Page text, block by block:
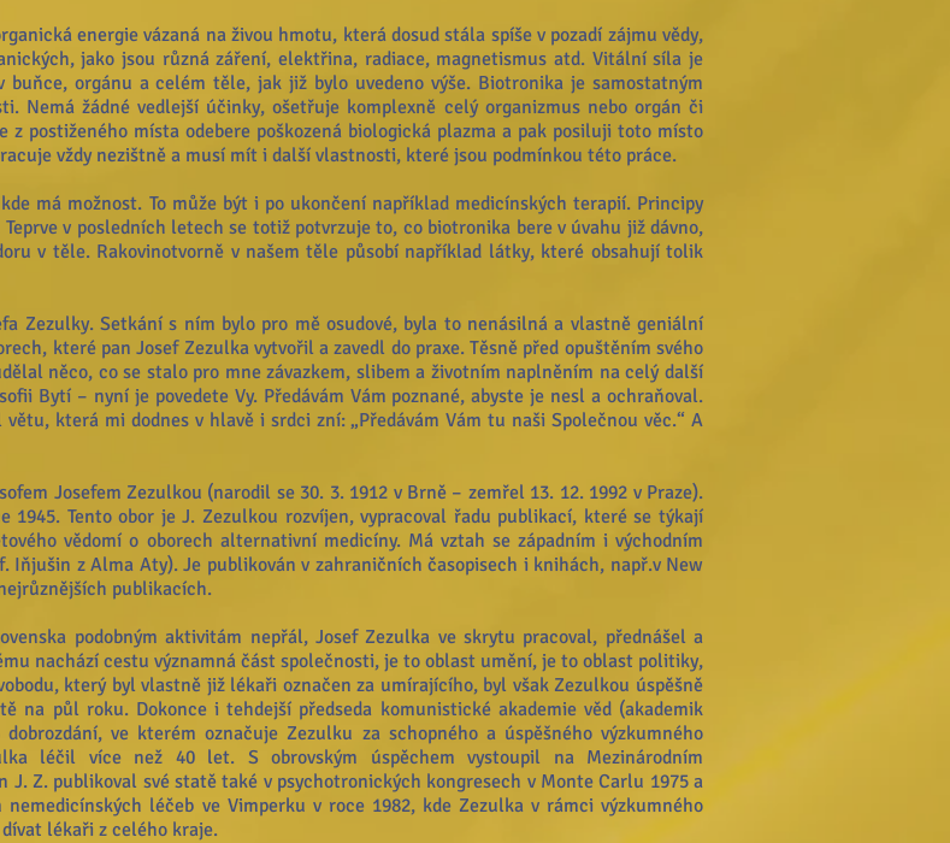
energie vázaná na živou hmotu, která dosud stála spíše v pozadí zájmu vědy,
jako jsou různá záření, elektřina, radiace, magnetismus atd. Vitální síla je
buňce, orgánu a celém těle, jak již bylo uvedeno výše. Biotronika je samostatným
Nemá žádné vedlejší účinky, ošetřuje komplexně celý organizmus nebo orgán či
z postiženého místa odebere poškozená biologická plazma a pak posiluji toto místo
vždy nezištně a musí mít i další vlastnosti, které jsou podmínkou této práce.
má možnost. To může být i po ukončení například medicínských terapií. Principy
v posledních letech se totiž potvrzuje to, co biotronika bere v úvahu již dávno,
v těle. Rakovinotvorně v našem těle působí například látky, které obsahují tolik
Zezulky. Setkání s ním bylo pro mě osudové, byla to nenásilná a vlastně geniální
které pan Josef Zezulka vytvořil a zavedl do praxe. Těsně před opuštěním svého
něco, co se stalo pro mne závazkem, slibem a životním naplněním na celý další
Bytí – nyní je povedete Vy. Předávám Vám poznané, abyste je nesl a ochraňoval.
která mi dodnes v hlavě i srdci zní: „Předávám Vám tu naši Společnou věc.“ A
Josefem Zezulkou (narodil se 30. 3. 1912 v Brně – zemřel 13. 12. 1992 v Praze).
Tento obor je J. Zezulkou rozvíjen, vypracoval řadu publikací, které se týkají
vědomí o oborech alternativní medicíny. Má vztah se západním i východním
Iňjušin z Alma Aty). Je publikován v zahraničních časopisech i knihách, např.v New
publikacích.
podobným aktivitám nepřál, Josef Zezulka ve skrytu pracoval, přednášel a
nachází cestu významná část společnosti, je to oblast umění, je to oblast politiky,
který byl vlastně již lékaři označen za umírajícího, byl však Zezulkou úspěšně
na půl roku. Dokonce i tehdejší předseda komunistické akademie věd (akademik
ve kterém označuje Zezulku za schopného a úspěšného výzkumného
léčil více než 40 let. S obrovským úspěchem vystoupil na Mezinárodním
J. Z. publikoval své statě také v psychotronických kongresech v Monte Carlu 1975 a
léčeb ve Vimperku v roce 1982, kde Zezulka v rámci výzkumného
lékaři z celého kraje.